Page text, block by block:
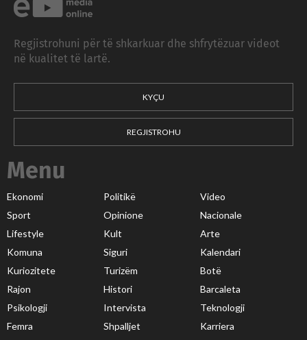
Regjistrohuni për të shkarkuar dhe shfrytëzuar videot
në kualitet të lartë.
KYÇU
REGJISTROHU
Menu
Ekonomi Politikë
Video
Sport
Opinione
Nacionale
Lifestyle
Kult
Arte
Komuna
Siguri
Kalendari
Kuriozitete
Turizëm
Botë
Rajon
Histori
Barcaleta
Psikologji
Intervista
Teknologji
Femra
Shpalljet Karriera